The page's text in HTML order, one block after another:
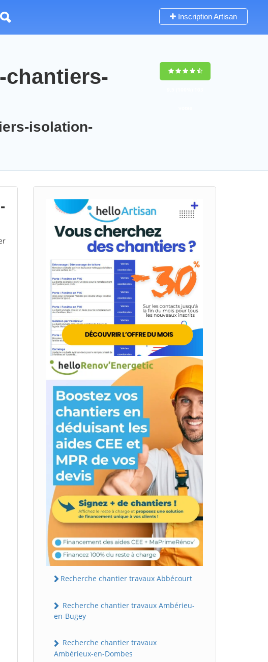
Inscription Artisan
chantiers-
isolation-
Recherche chantier travaux Abbécourt
Recherche chantier travaux Ambérieu-
en-Bugey
Recherche chantier travaux
Ambérieux-en-Dombes